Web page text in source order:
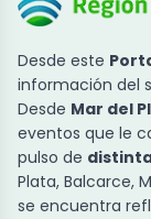
Desde este
información del
Desde Mar del
eventos que le
pulso de
Plata, Balcarce,
se encuentra